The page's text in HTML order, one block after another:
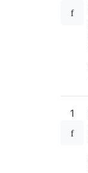
1